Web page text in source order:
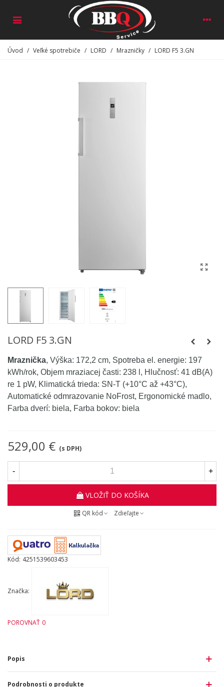
Úvod / Veľké spotrebiče / LORD / Mrazničky / LORD F5 3.GN
LORD F5 3.GN
Mraznička, Výška: 172,2 cm, Spotreba el. energie: 197
kWh/rok, Objem mraziacej časti: 238 l, Hlučnosť: 41 dB(A)
re 1 pW, Klimatická trieda: SN-T (+10°C až +43°C),
Automatické odmrazovanie NoFrost, Ergonomické madlo,
Farba dverí: biela, Farba bokov: biela
529,00 € (s DPH)
- +
VLOŽIŤ DO KOŠÍKA
QR kód Zdieľajte
Kód: 4251539603453
Značka:
POROVNAŤ 0
Popis
Podrobnosti o produkte